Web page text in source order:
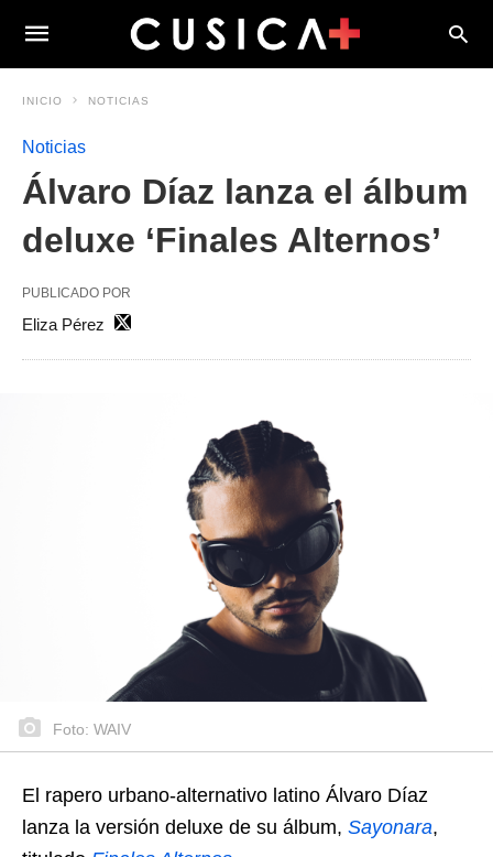
INICIO NOTICIAS
Noticias
Álvaro Díaz lanza el álbum
deluxe ‘Finales Alternos’
PUBLICADO POR
Eliza Pérez
Foto: WAIV
El rapero urbano-alternativo latino Álvaro Díaz
lanza la versión deluxe de su álbum, Sayonara,